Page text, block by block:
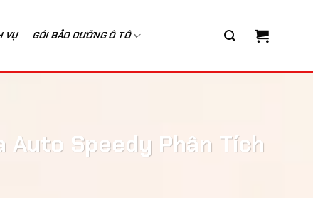
VỤ GÓI BẢO DƯỠNG Ô TÔ
Auto Speedy Phân Tích